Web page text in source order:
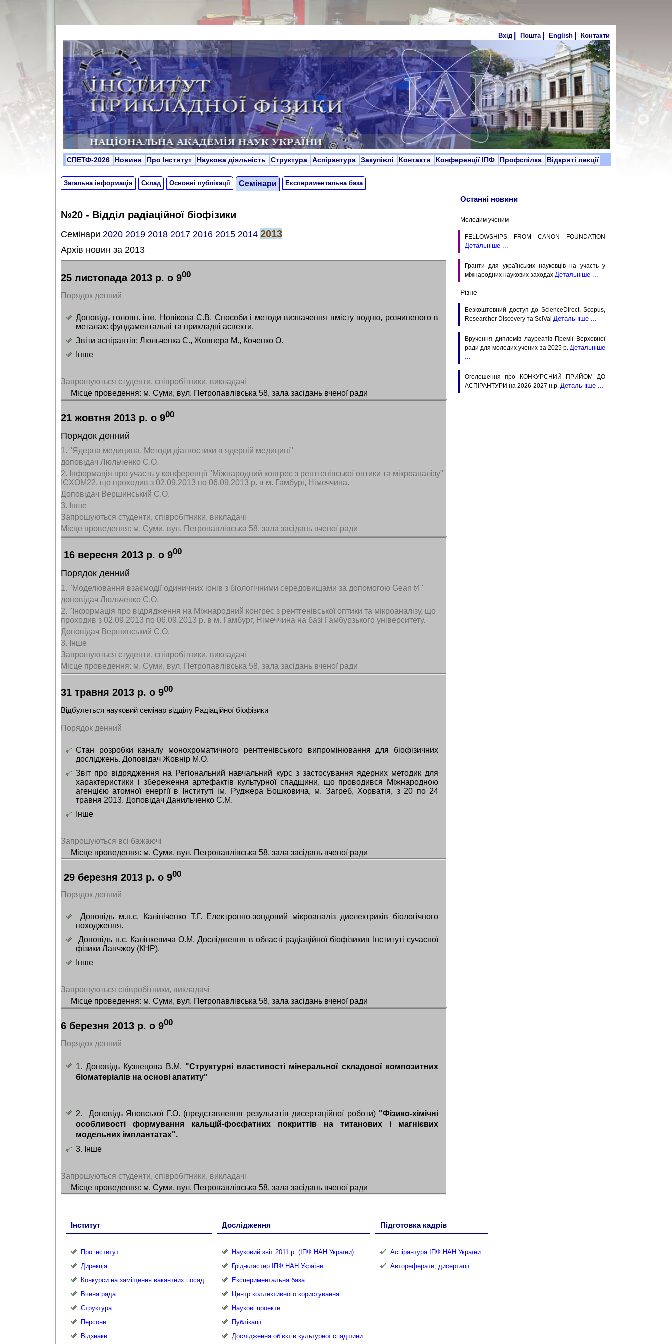
Контакти
English
Пошта
Вхід
СПЕТФ-2026 Новини Про Інститут Наукова діяльність Структура Аспірантура Закупівлі Контакти Конференції ІПФ Профспілка Відкриті лекції
Загальна інформація Склад Основні публікації Cемінари Експериментальна база
№20 - Відділ радіаційної біофізики
Cемінари 2020 2019 2018 2017 2016 2015 2014 2013
Архів новин за 2013
25 листопада 2013 р. о 900
Порядок денний
Доповідь головн. інж. Новікова С.В. Способи і методи визначення вмісту водню, розчиненого в
металах: фундаментальні та прикладні аспекти.
Звіти аспірантів: Люльченка С., Жовнера М., Коченко О.
Інше
Запрошуються студенти, співробітники, викладачі
Місце проведення: м. Суми, вул. Петропавлівська 58, зала засідань вченої ради
21 жовтня 2013 р. о 900
Порядок денний
1. "Ядерна медицина. Методи діагностики в ядерній медицині"
доповідач Люльченко С.О.
2. Інформація про участь у конференції "Міжнародний конгрес з рентгенівської оптики та мікроаналізу"
ICXOM22, що проходив з 02.09.2013 по 06.09.2013 р. в м. Гамбург, Німеччина.
Доповідач Вершинський С.О.
3. Інше
Запрошуються студенти, співробітники, викладачі
Місце проведення: м. Суми, вул. Петропавлівська 58, зала засідань вченої ради
16 вересня 2013 р. о 900
Порядок денний
1. "Моделювання взаємодії одиничних іонів з біологічними середовищами за допомогою Gean t4"
доповідач Люльченко С.О.
2. "Інформація про відрядження на Міжнародний конгрес з рентгенівської оптики та мікроаналізу, що
проходив з 02.09.2013 по 06.09.2013 р. в м. Гамбург, Німеччина на базі Гамбурзького університету.
Доповідач Вершинський С.О.
3. Інше
Запрошуються студенти, співробітники, викладачі
Місце проведення: м. Суми, вул. Петропавлівська 58, зала засідань вченої ради
31 травня 2013 р. о 900
Відбулеться науковий семінар відділу Радіаційної біофізики
Порядок денний
Стан розробки каналу монохроматичного рентгенівського випромінювання для біофізичних
досліджень. Доповідач Жовнір М.О.
Звіт про відрядження на Регіональний навчальний курс з застосування ядерних методик для
характеристики і збереження артефактів культурної спадщини, що проводився Міжнародною
агенцією атомної енергії в Інституті ім. Руджера Бошковича, м. Загреб, Хорватія, з 20 по 24
травня 2013. Доповідач Данильченко С.М.
Інше
Запрошуються всі бажаючі
Місце проведення: м. Суми, вул. Петропавлівська 58, зала засідань вченої ради
29 березня 2013 р. о 900
Порядок денний
Доповідь м.н.с. Калініченко Т.Г. Електронно-зондовий мікроаналіз диелектриків біологічного
походження.
Доповідь н.с. Калінкевича О.М. Дослідження в області радіаційної біофізикив Інституті сучасної
фізики Ланчжоу (КНР).
Інше
Запрошуються співробітники, викладачі
Місце проведення: м. Суми, вул. Петропавлівська 58, зала засідань вченої ради
6 березня 2013 р. о 900
Порядок денний
1. Доповідь Кузнецова В.М. "Структурні властивості мінеральної складової композитних
біоматеріалів на основі апатиту"
2. Доповідь Яновської Г.О. (представлення результатів дисертаційної роботи) "Фізико-хімічні
особливості формування кальцій-фосфатних покриттів на титанових і магнієвих
модельних імплантатах".
3. Інше
Запрошуються студенти, співробітники, викладачі
Місце проведення: м. Суми, вул. Петропавлівська 58, зала засідань вченої ради
Останні новини
Молодим ученим
FELLOWSHIPS FROM CANON FOUNDATION
Детальніше ...
Гранти для українських науковців на участь у
міжнародних наукових заходах Детальніше ...
Різне
Безкоштовний доступ до ScienceDirect, Scopus,
Researcher Discovery та SciVal Детальніше ...
Вручення дипломів лауреатів Премії Верховної
ради для молодих учених за 2025 р. Детальніше
...
Оголошення про КОНКУРСНИЙ ПРИЙОМ ДО
АСПIРАНТУРИ на 2026-2027 н.р. Детальніше ...
Інститут
Про інститут
Дирекція
Конкурси на заміщення вакантних посад
Вчена рада
Структура
Персони
Відзнаки
Дослідження
Науковий звіт 2011 р. (ІПФ НАН України)
Грід-кластер ІПФ НАН України
Експериментальна база
Центр коллективного користування
Наукові проекти
Публікації
Дослідження об’єктів культурної спадшини
Підготовка кадрів
Аспірантура ІПФ НАН України
Автореферати, дисертації